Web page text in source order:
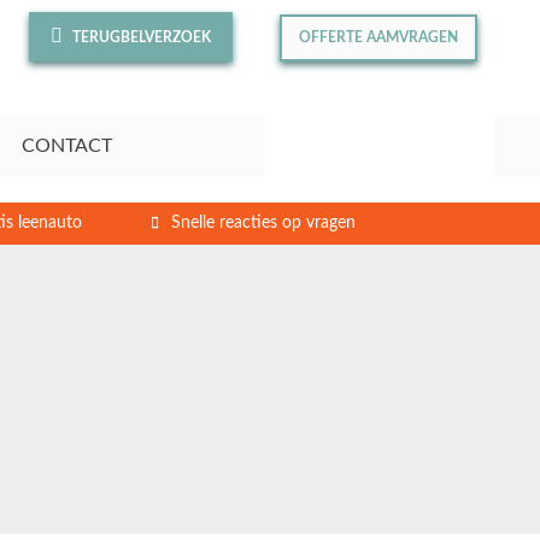
TERUGBELVERZOEK OFFERTE AAMVRAGEN
CONTACT
leenauto Snelle reacties op vragen